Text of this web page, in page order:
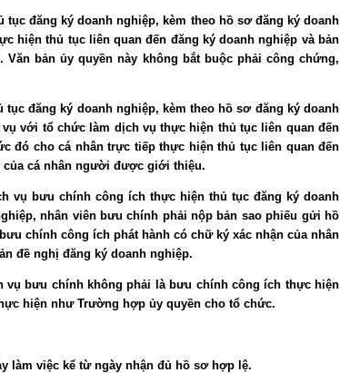
đăng ký doanh nghiệp, kèm theo hồ sơ đăng ký doanh
hiện thủ tục liên quan đến đăng ký doanh nghiệp và bản
bản ủy quyền này không bắt buộc phải công chứng,
đăng ký doanh nghiệp, kèm theo hồ sơ đăng ký doanh
với tổ chức làm dịch vụ thực hiện thủ tục liên quan đến
đó cho cá nhân trực tiếp thực hiện thủ tục liên quan đến
của cá nhân người được giới thiệu.
vụ bưu chính công ích thực hiện thủ tục đăng ký doanh
nhân viên bưu chính phải nộp bản sao phiếu gửi hồ
chính công ích phát hành có chữ ký xác nhận của nhân
đề nghị đăng ký doanh nghiệp.
bưu chính không phải là bưu chính công ích thực hiện
hiện như Trường hợp ủy quyền cho tổ chức.
làm việc kể từ ngày nhận đủ hồ sơ hợp lệ.